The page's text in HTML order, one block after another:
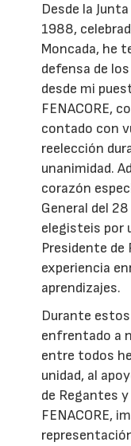
Desde la
1988,
Moncada, he
defensa de
desde mi
FENACORE,
contado con
reelección
unanimidad.
corazón
General del
elegisteis por
Presidente de
experiencia
aprendizajes.
Durante
enfrentado a
entre todos
unidad, al
de Regantes
FENACORE,